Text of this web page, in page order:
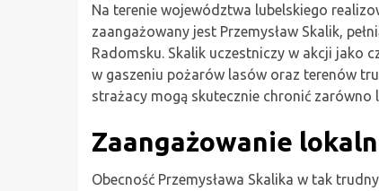
Na terenie województwa lubelskiego
zaangażowany jest Przemysław Skalik,
Radomsku. Skalik uczestniczy w akcji jako
w gaszeniu pożarów lasów oraz terenów
strażacy mogą skutecznie chronić zarówno
Zaangażowanie
Obecność Przemysława Skalika w tak